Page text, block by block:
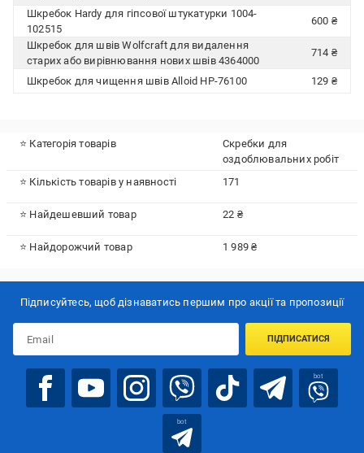
Шкребок Hardy для гіпсової штукатурки 1004-
102515
600 ₴
Шкребок для швів Wolfcraft для видалення
старих або вирівнювання нових швів 4364000
714 ₴
Шкребок для чищення швів Alloid HP-76100 129 ₴
⭐ Категорія товарів
Скребки для
оздоблювальних робіт
⭐ Кількість товарів у наявності
171
⭐ Найдешевший товар 22 ₴
⭐ Найдорожчий товар 1 989 ₴
Підписуйтесь, щоб дізнаватись першим про акції та пропозиції
ПІДПИСАТИСЯ
bot
bot